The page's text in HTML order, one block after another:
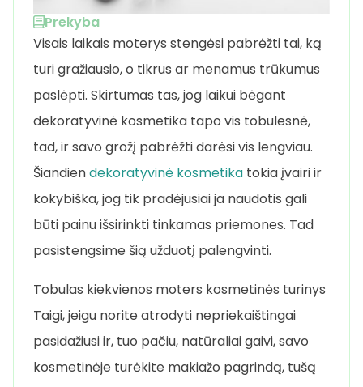
Prekyba
Visais laikais moterys stengėsi pabrėžti tai, ką
turi gražiausio, o tikrus ar menamus trūkumus
paslėpti. Skirtumas tas, jog laikui bėgant
dekoratyvinė kosmetika tapo vis tobulesnė,
tad, ir savo grožį pabrėžti darėsi vis lengviau.
Šiandiendekoratyvinė kosmetika tokia įvairi ir
kokybiška, jog tik pradėjusiai ja naudotis gali
būti painu išsirinkti tinkamas priemones. Tad
pasistengsime šią užduotį palengvinti.
Tobulas kiekvienos moters kosmetinės turinys
Taigi, jeigu norite atrodyti nepriekaištingai
pasidažiusi ir, tuo pačiu, natūraliai gaivi, savo
kosmetinėje turėkite makiažo pagrindą, tušą